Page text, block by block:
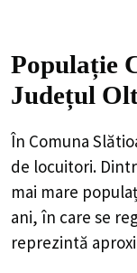
Populație
Județul
În Comuna
de locuitori.
mai mare
ani, în care se
reprezintă